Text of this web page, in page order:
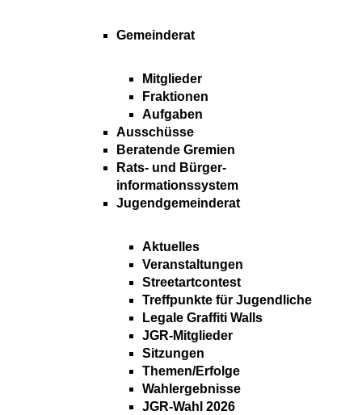
Gemeinderat
Mitglieder
Fraktionen
Aufgaben
Ausschüsse
Beratende Gremien
Rats- und Bürger-
informationssystem
Jugendgemeinderat
Aktuelles
Veranstaltungen
Streetartcontest
Treffpunkte für Jugendliche
Legale Graffiti Walls
JGR-Mitglieder
Sitzungen
Themen/Erfolge
Wahlergebnisse
JGR-Wahl 2026